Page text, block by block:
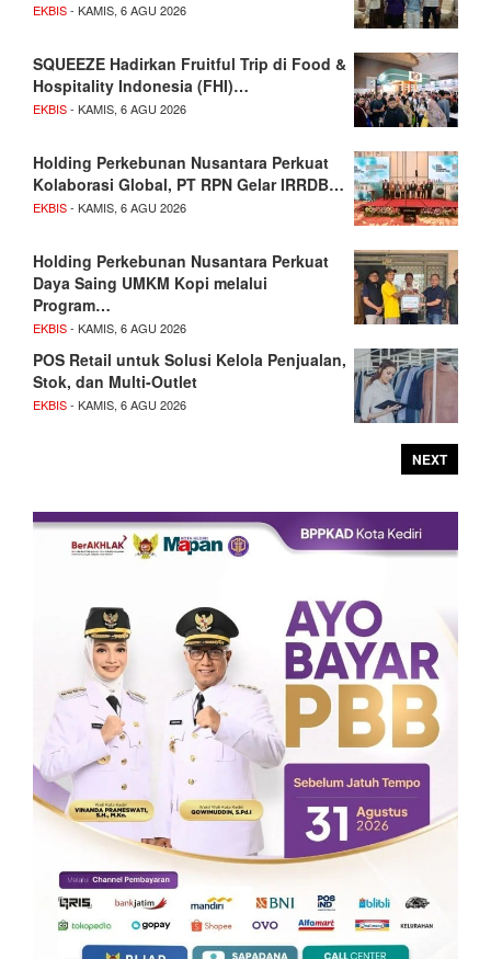
EKBIS- KAMIS, 6 AGU 2026
SQUEEZE Hadirkan Fruitful Trip di Food &
Hospitality Indonesia (FHI)…
EKBIS- KAMIS, 6 AGU 2026
Holding Perkebunan Nusantara Perkuat
Kolaborasi Global, PT RPN Gelar IRRDB…
EKBIS- KAMIS, 6 AGU 2026
Holding Perkebunan Nusantara Perkuat
Daya Saing UMKM Kopi melalui
Program…
EKBIS- KAMIS, 6 AGU 2026
POS Retail untuk Solusi Kelola Penjualan,
Stok, dan Multi-Outlet
EKBIS- KAMIS, 6 AGU 2026
NEXT